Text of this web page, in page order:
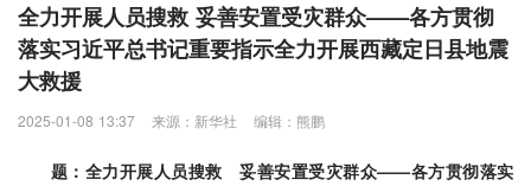
全力开展人员搜救 妥善安置受灾群众——各方贯彻
落实习近平总书记重要指示全力开展西藏定日县地震
大救援
2025-01-08 13:37 来源：新华社 编辑：熊鹏
题：全力开展人员搜救 妥善安置受灾群众——各方贯彻落实